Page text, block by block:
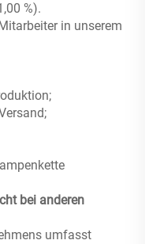
%).
in unserem
bei anderen
umfasst